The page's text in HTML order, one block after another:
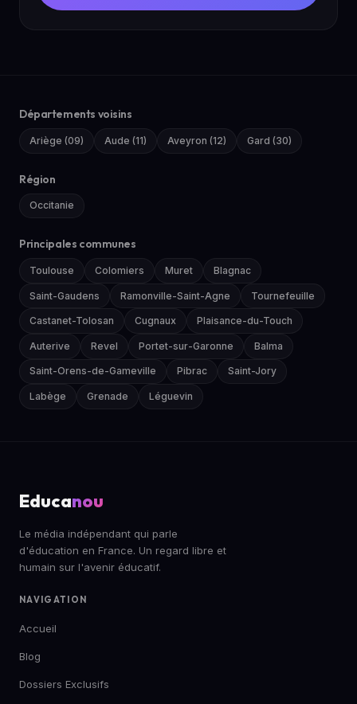
Départements voisins
Ariège (09) Aude (11) Aveyron (12) Gard (30)
Région
Occitanie
Principales communes
Toulouse Colomiers Muret Blagnac
Saint-Gaudens Ramonville-Saint-Agne Tournefeuille
Castanet-Tolosan Cugnaux Plaisance-du-Touch
Auterive Revel Portet-sur-Garonne Balma
Saint-Orens-de-Gameville Pibrac Saint-Jory
Labège Grenade Léguevin
Educanou
Le média indépendant qui parle
d'éducation en France. Un regard libre et
humain sur l'avenir éducatif.
NAVIGATION
Accueil
Blog
Dossiers Exclusifs